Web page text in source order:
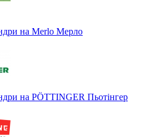
на Merlo Мерло
на PÖTTINGER Пьотінгер